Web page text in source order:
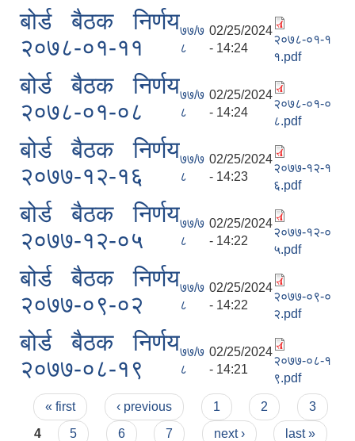
बोर्ड बैठक निर्णय
२०७८-०१-११
७७/७
८
02/25/2024
- 14:24
२०७८-०१-१
१.pdf
बोर्ड बैठक निर्णय
२०७८-०१-०८
७७/७
८
02/25/2024
- 14:24
२०७८-०१-०
८.pdf
बोर्ड बैठक निर्णय
२०७७-१२-१६
७७/७
८
02/25/2024
- 14:23
२०७७-१२-१
६.pdf
बोर्ड बैठक निर्णय
२०७७-१२-०५
७७/७
८
02/25/2024
- 14:22
२०७७-१२-०
५.pdf
बोर्ड बैठक निर्णय
२०७७-०९-०२
७७/७
८
02/25/2024
- 14:22
२०७७-०९-०
२.pdf
बोर्ड बैठक निर्णय
२०७७-०८-१९
७७/७
८
02/25/2024
- 14:21
२०७७-०८-१
९.pdf
Pages
« first ‹ previous 1 2
3
4
5 6 7 next › last »